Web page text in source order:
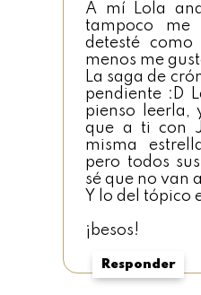
A mí Lola
tampoco
detesté
menos me
La saga de
pendiente :D
pienso leerla,
que a ti con
misma
pero todos
sé que no van
Y lo del tópico
¡besos!
Responder